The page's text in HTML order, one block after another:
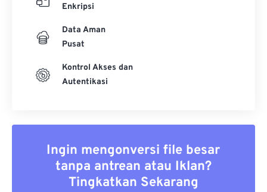
Enkripsi
Data Aman
Pusat
Kontrol Akses dan
Autentikasi
Ingin mengonversi file besar
tanpa antrean atau Iklan?
Tingkatkan Sekarang